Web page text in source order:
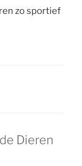
zo sportief
Dieren